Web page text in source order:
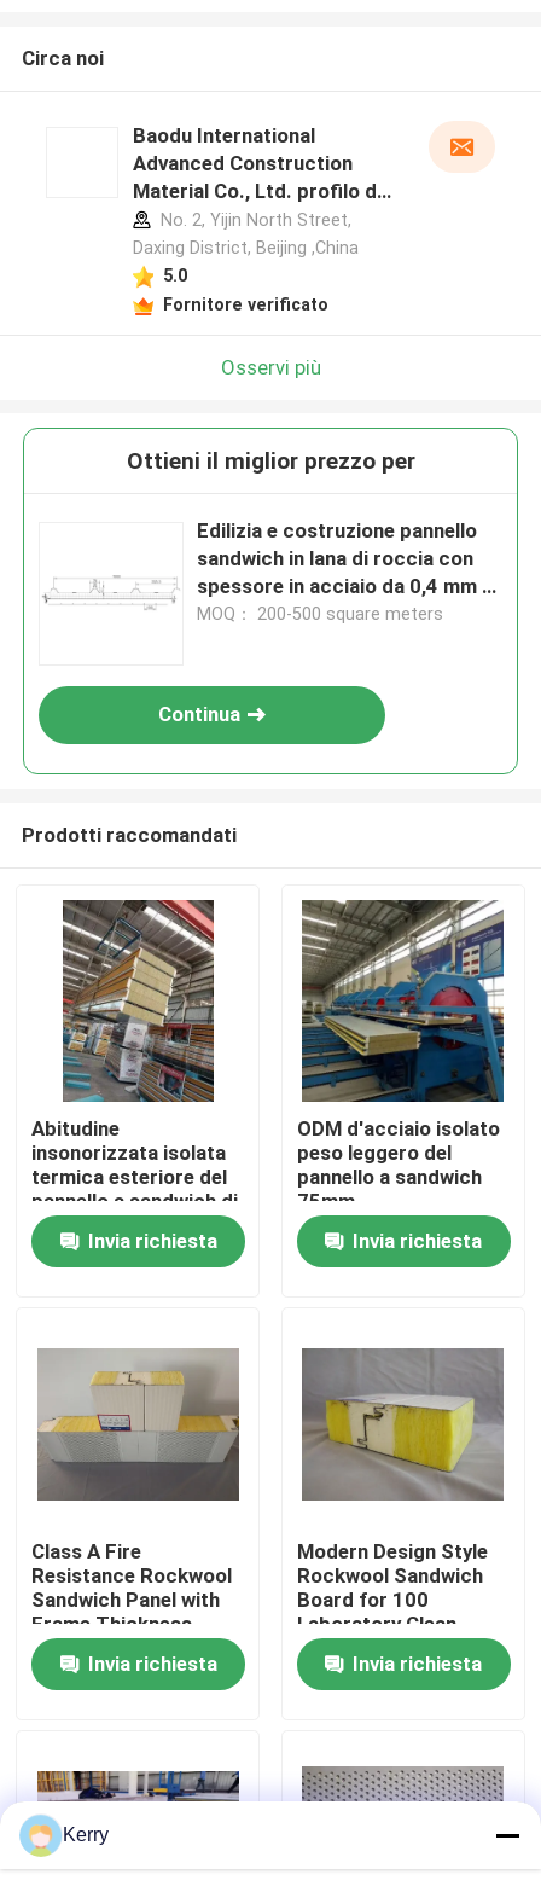
Casa
Prodotti
Circa noi
Giro della fabbrica
Controllo di qualità
Contattici
Richieda una citazione
strutture modulari in acciaio
Circa noi
Baodu International
Advanced Construction
Material Co., Ltd. profilo del
produttore
No. 2, Yijin North Street,
Daxing District, Beijing ,China
5.0
Fornitore verificato
Osservi più
Ottieni il miglior prezzo per
Edilizia e costruzione pannello
sandwich in lana di roccia con
spessore in acciaio da 0,4 mm a
0,8 mm
MOQ： 200-500 square meters
Continua
Prodotti raccomandati
Abitudine
insonorizzata isolata
termica esteriore del
pannello a sandwich di
lana di roccia
Invia richiesta
ODM d'acciaio isolato
peso leggero del
pannello a sandwich
75mm
Invia richiesta
Class A Fire
Resistance Rockwool
Sandwich Panel with
Frame Thickness
0.6mm and Max
Length 9000mm
Invia richiesta
Modern Design Style
Rockwool Sandwich
Board for 100
Laboratory Clean
Room Solutions
Invia richiesta
Kerry